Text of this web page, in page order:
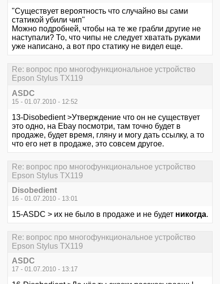
"Существует вероятность что случайно вы сами
статикой убили чип"
Можно подробней, чтобы на те же грабли другие не
наступали? То, что чипы не следует хватать руками
уже написано, а вот про статику не видел еще.
Re: вопрос про многофункциональное устройство
Epson Stylus TX119
ASDC
15 - 01.07.2010 - 12:52
13-Disobedient >Утверждение что он не существует
это одно, на Ebay посмотри, там точно будет в
продаже, будет время, гляну и могу дать ссылку, а то
что его нет в продаже, это совсем другое.
Re: вопрос про многофункциональное устройство
Epson Stylus TX119
Disobedient
16 - 01.07.2010 - 13:01
15-ASDC > их не было в продаже и не будет никогда.
Re: вопрос про многофункциональное устройство
Epson Stylus TX119
ASDC
17 - 01.07.2010 - 13:17